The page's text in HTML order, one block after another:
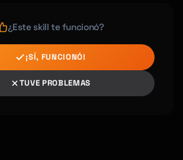
¿Este skill te funcionó?
¡SÍ, FUNCIONÓ!
TUVE PROBLEMAS